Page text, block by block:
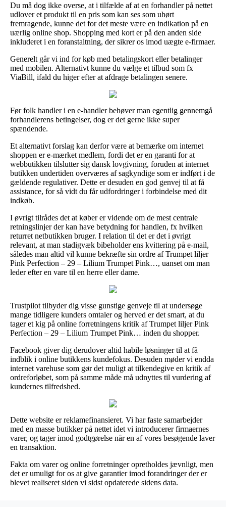
Du må dog ikke overse, at i tilfælde af at en forhandler på nettet
udlover et produkt til en pris som kan ses som uhørt
fremragende, kunne det for det meste være en indikation på en
uærlig online shop. Shopping med kort er på den anden side
inkluderet i en foranstaltning, der sikrer os imod uægte e-firmaer.
Generelt går vi ind for køb med betalingskort eller betalinger
med mobilen. Alternativt kunne du vælge et tilbud som fx
ViaBill, ifald du higer efter at afdrage betalingen senere.
Før folk handler i en e-handler behøver man egentlig gennemgå
forhandlerens betingelser, dog er det gerne ikke super
spændende.
Et alternativt forslag kan derfor være at bemærke om internet
shoppen er e-mærket medlem, fordi det er en garanti for at
webbutikken tilslutter sig dansk lovgivning, foruden at internet
butikken undertiden overværes af sagkyndige som er indført i de
gældende regulativer. Dette er desuden en god genvej til at få
assistance, for så vidt du får udfordringer i forbindelse med dit
indkøb.
I øvrigt tilrådes det at køber er vidende om de mest centrale
retningslinjer der kan have betydning for handlen, fx hvilken
returret netbutikken bruger. I relation til det er det i øvrigt
relevant, at man stadigvæk bibeholder ens kvittering på e-mail,
således man altid vil kunne bekræfte sin ordre af Trumpet liljer
Pink Perfection – 29 – Lilium Trumpet Pink…, uanset om man
leder efter en vare til en herre eller dame.
Trustpilot tilbyder dig visse gunstige genveje til at undersøge
mange tidligere kunders omtaler og herved er det smart, at du
tager et kig på online forretningens kritik af Trumpet liljer Pink
Perfection – 29 – Lilium Trumpet Pink… inden du shopper.
Facebook giver dig derudover altid habile løsninger til at få
indblik i online butikkens kundefokus. Desuden møder vi endda
internet varehuse som gør det muligt at tilkendegive en kritik af
ordreforløbet, som på samme måde må udnyttes til vurdering af
kundernes tilfredshed.
Dette website er reklamefinansieret. Vi har faste samarbejder
med en masse butikker på nettet idet vi introducerer firmaernes
varer, og tager imod godtgørelse når en af vores besøgende laver
en transaktion.
Fakta om varer og online forretninger opretholdes jævnligt, men
det er umuligt for os at give garantier imod forandringer der er
blevet realiseret siden vi sidst opdaterede sidens data.